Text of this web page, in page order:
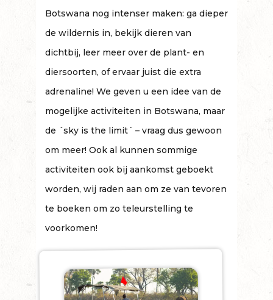
Botswana nog intenser maken: ga dieper
de wildernis in, bekijk dieren van
dichtbij, leer meer over de plant- en
diersoorten, of ervaar juist die extra
adrenaline! We geven u een idee van de
mogelijke activiteiten in Botswana, maar
de ´sky is the limit´ – vraag dus gewoon
om meer! Ook al kunnen sommige
activiteiten ook bij aankomst geboekt
worden, wij raden aan om ze van tevoren
te boeken om zo teleurstelling te
voorkomen!